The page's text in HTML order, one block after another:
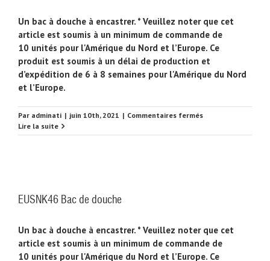
Un bac à douche à encastrer. * Veuillez noter que cet
article est soumis à un minimum de commande de
10 unités pour l'Amérique du Nord et l’Europe. Ce
produit est soumis à un délai de production et
d’expédition de 6 à 8 semaines pour l'Amérique du Nord
et l’Europe.
Par adminati | juin 10th, 2021 | Commentaires ferméssur
Bac
Lire la suite
EUSNK46 Bac de douche
Un bac à douche à encastrer. * Veuillez noter que cet
article est soumis à un minimum de commande de
10 unités pour l'Amérique du Nord et l’Europe. Ce